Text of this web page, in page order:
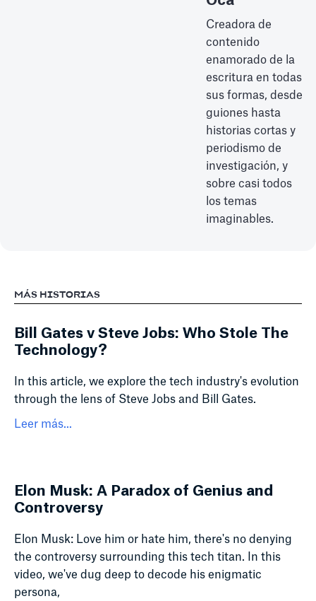
Creadora de
contenido
enamorado de la
escritura en todas
sus formas, desde
guiones hasta
historias cortas y
periodismo de
investigación, y
sobre casi todos
los temas
imaginables.
MÁS HISTORIAS
Bill Gates v Steve Jobs: Who Stole The
Technology?
In this article, we explore the tech industry's evolution
through the lens of Steve Jobs and Bill Gates.
Leer más...
Elon Musk: A Paradox of Genius and
Controversy
Elon Musk: Love him or hate him, there's no denying
the controversy surrounding this tech titan. In this
video, we've dug deep to decode his enigmatic
persona,